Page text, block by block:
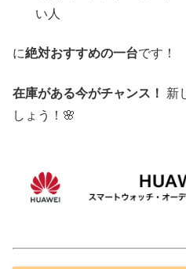
い人
に絶対おすすめの一台です！
在庫がある今がチャンス！
新
しょう！🌸